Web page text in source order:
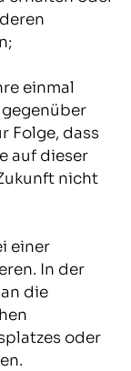
einmal
Folge, dass
auf dieser
nicht
einer
In der
die
oder